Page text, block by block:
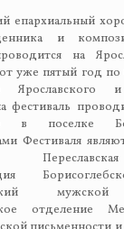
епархиальный
и
на
уже пятый год по
Ярославского
фестиваль
в поселке
Фестиваля
отделение